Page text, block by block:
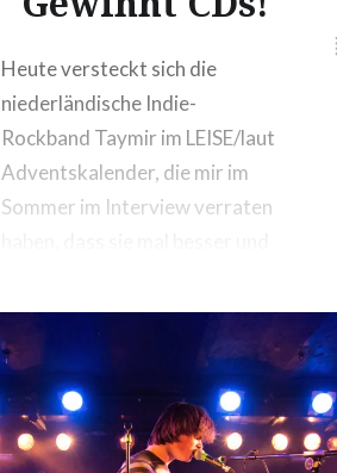
Heute versteckt sich die
niederländische Indie-
Rockband Taymir im LEISE/laut
Adventskalender, die mir im
Sommer im Interview verraten
könnt das Album „Phosphene“
gewinnen.